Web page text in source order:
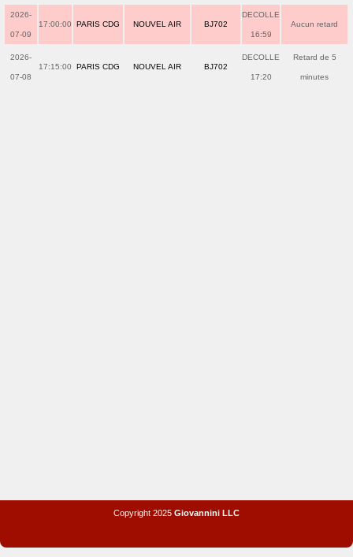
2026-
07-09
17:00:00 PARIS CDG NOUVEL AIR BJ702
DECOLLE
16:59
Aucun retard
2026-
07-08
17:15:00 PARIS CDG NOUVEL AIR BJ702
DECOLLE
17:20
Retard de 5
minutes
Copyright 2025 Giovannini LLC